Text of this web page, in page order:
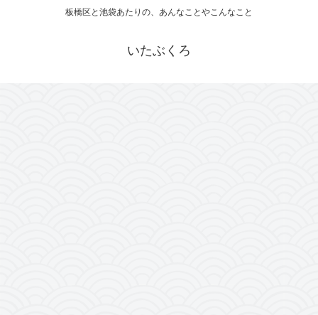
板橋区と池袋あたりの、あんなことやこんなこと
いたぶくろ